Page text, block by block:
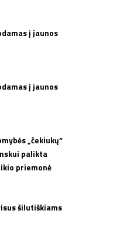
į jaunos
į jaunos
„čekiukų“
palikta
priemonė
šilutiškiams